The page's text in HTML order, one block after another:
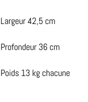
Largeur 42,5 cm
Profondeur 36 cm
Poids 13 kg chacune